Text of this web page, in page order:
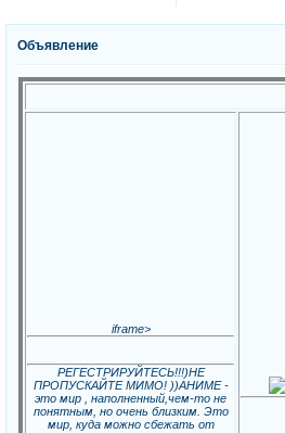
Объявление
iframe>
РЕГЕСТРИРУЙТЕСЬ!!!)НЕ
ПРОПУСКАЙТЕ МИМО! ))АНИМЕ -
это мир , наполненный,чем-то не
понятным, но очень близким. Это
мир, куда можно сбежать от